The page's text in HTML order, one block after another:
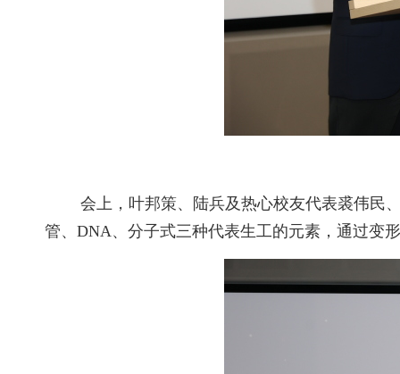
会上，叶邦策、陆兵及热心校友代表裘伟民
管、DNA、分子式三种代表生工的元素，通过变